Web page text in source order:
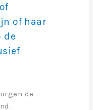
of haar
de
de